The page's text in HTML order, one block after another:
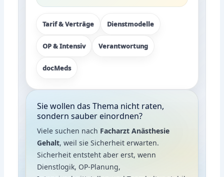
Tarif & Verträge Dienstmodelle
OP & Intensiv Verantwortung
docMeds
Sie wollen das Thema nicht raten,
sondern sauber einordnen?
Viele suchen nach Facharzt Anästhesie
Gehalt, weil sie Sicherheit erwarten.
Sicherheit entsteht aber erst, wenn
Dienstlogik, OP-Planung,